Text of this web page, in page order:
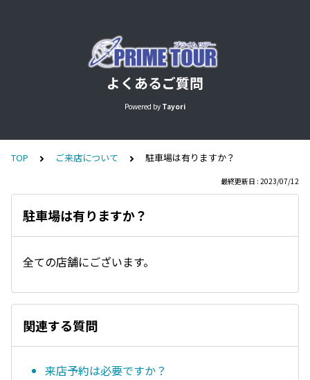
よくあるご質問
Powered by Tayori
TOP ご来店について 駐車場は有りますか？
最終更新日 : 2023/07/12
駐車場は有りますか？
全ての店舗にございます。
関連する質問
来店予約は必要ですか？